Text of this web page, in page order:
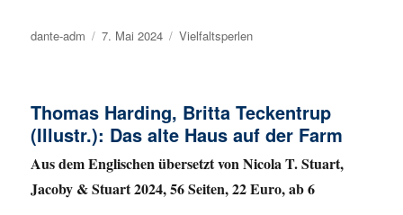
Autor
dante-adm
Veröffentlicht
7. Mai 2024 Kategorien
Vielfaltsperlen
Thomas Harding, Britta Teckentrup
(Illustr.): Das alte Haus auf der Farm
Aus dem Englischen übersetzt von Nicola T. Stuart,
Jacoby & Stuart 2024, 56 Seiten, 22 Euro, ab 6